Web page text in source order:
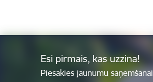
Esi pirmais, kas uzzina!
Piesakies jaunumu